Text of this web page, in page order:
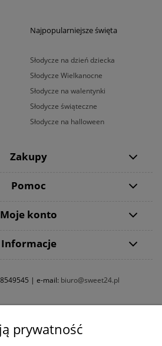
Najpopularniejsze święta
Słodycze na dzień dziecka
Słodycze Wielkanocne
Słodycze na walentynki
Słodycze świąteczne
Słodycze na halloween
Zakupy
Pomoc
Moje konto
Informacje
| e-mail: biuro@sweet24.pl
prywatność